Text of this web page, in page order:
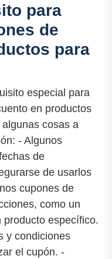
para
de
para
especial para
en productos
cosas a
- Algunos
de
de usarlos
cupones de
como un
específico.
y condiciones
el cupón. -